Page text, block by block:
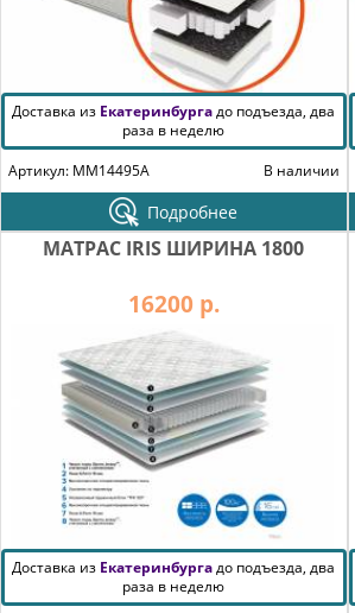
Доставка из Екатеринбургадо подъезда, два
раза в неделю
Артикул: MM14495A
В наличии
Подробнее
МАТРАС IRIS ШИРИНА 1800
16200 р.
Доставка из Екатеринбургадо подъезда, два
раза в неделю